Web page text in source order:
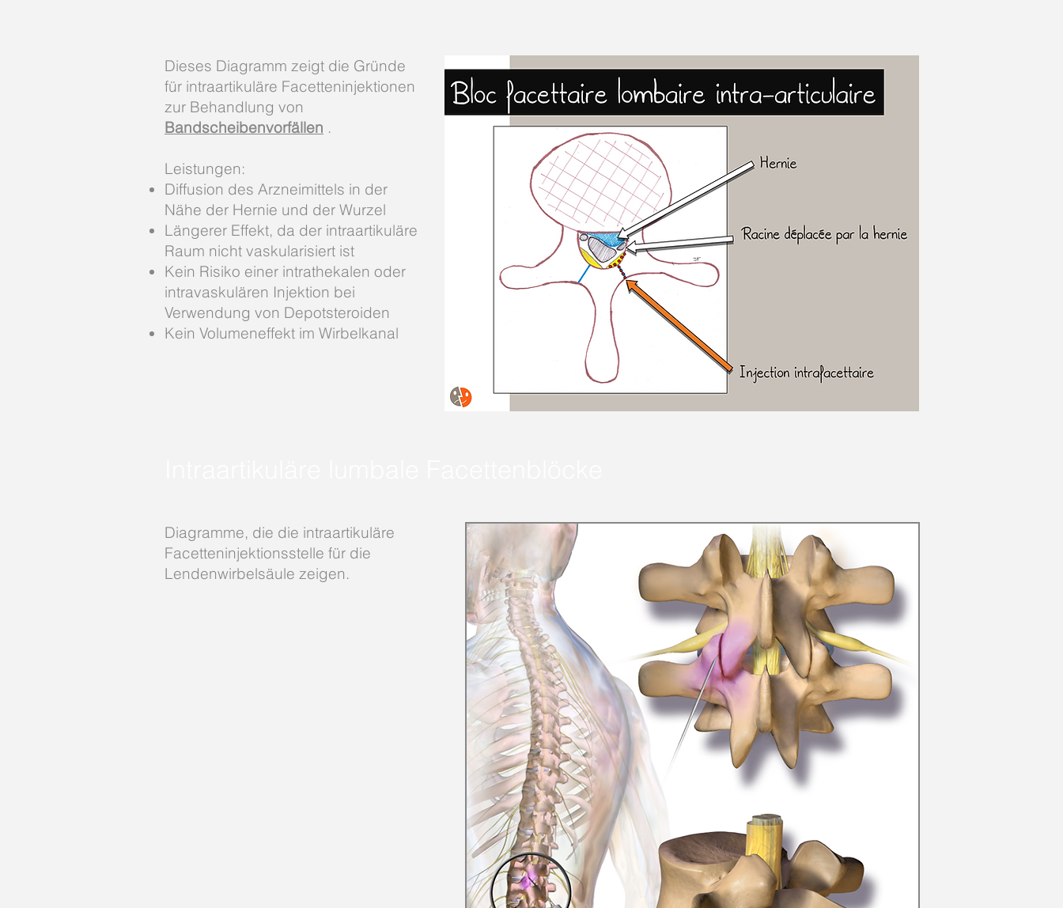
Dieses Diagramm zeigt die Gründe
für intraartikuläre Facetteninjektionen
zur Behandlung von
Bandscheibenvorfällen .
Leistungen:
Diffusion des Arzneimittels in der
Nähe der Hernie und der Wurzel
Längerer Effekt, da der intraartikuläre
Raum nicht vaskularisiert ist
Kein Risiko einer intrathekalen oder
intravaskulären Injektion bei
Verwendung von Depotsteroiden
Kein Volumeneffekt im Wirbelkanal
Diagramme, die die intraartikuläre
Facetteninjektionsstelle für die
Lendenwirbelsäule zeigen.